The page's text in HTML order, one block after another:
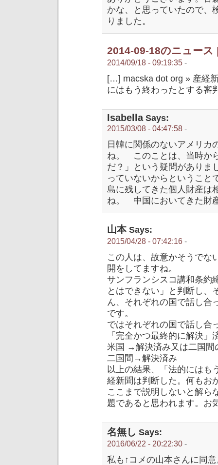
かな、と思っていたので、
りました。
2014-09-18のニュー
2014/09/18 - 09:19:35 -
[…] macska dot org » 産経
にはもう終わったとする
IsabellaSays:
2015/03/08 - 04:47:58 -
日韓に関係のないアメリカ
ね。 このことは、当時か
だ？」という疑問があり
っていないからということ
島に残してきた個人財産は
ね。 中国においてきた財
山本Says:
2015/04/28 - 07:42:16 -
この人は、故意かそうでな
開をしてますね。
サンフランシスコ講和条約
とはできない」と判断し、
ん、それぞれの国で話し合
です。
ではそれぞれの国で話し合
「完全かつ最終的に解決
米国 →解決済み又は二国間
二国間→解決済み
以上の結果、「法的にはも
経新聞は判断した。何もお
ここまで説明しないと解ら
題であると思われます。お
名無し Says:
2016/06/22 - 20:22:30 -
私も↑コメの山本さんに同